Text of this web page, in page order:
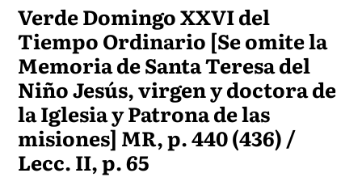
Verde Domingo XXVI del
Tiempo Ordinario [Se omite la
Memoria de Santa Teresa del
Niño Jesús, virgen y doctora de
la Iglesia y Patrona de las
misiones] MR, p. 440 (436) /
Lecc. II, p. 65